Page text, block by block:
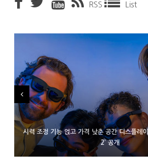
RSS List
시력 조정 기능 얹고 가격 낮춘 공간 디스플레
2’ 공개
D램 부족에 10억달러어치 아이폰18 프로세
300~400달러 반지형 스피커 준비하